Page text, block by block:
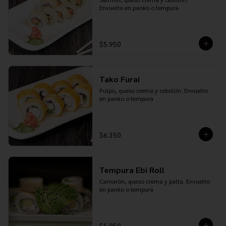
Envuelto en panko o tempura
$5.950
Tako Furai
Pulpo, queso crema y cebollín. Envuelto
en panko o tempura
$6.350
Tempura Ebi Roll
Camarón, queso crema y palta. Envuelto
en panko o tempura